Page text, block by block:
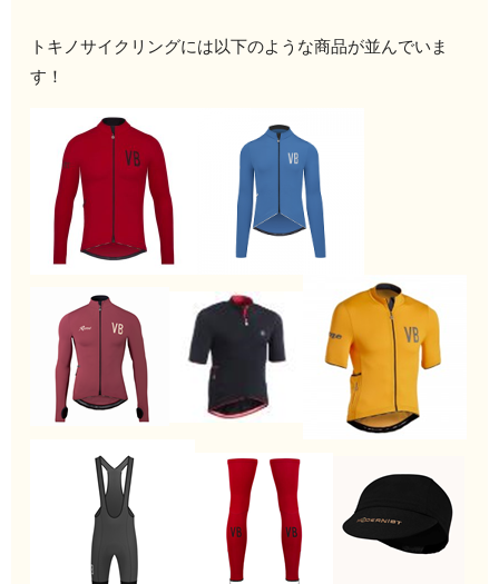
トキノサイクリングには以下のような商品が並んでいま
す！